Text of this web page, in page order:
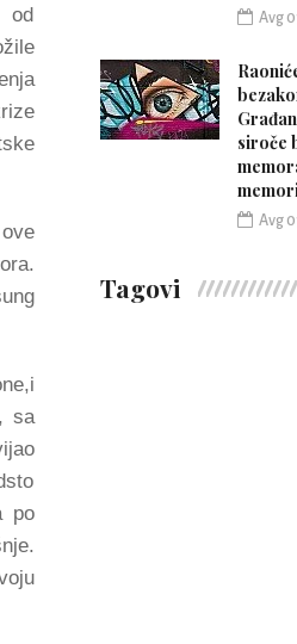
od
sa
po
Avg
siroče
Avg
Tagovi